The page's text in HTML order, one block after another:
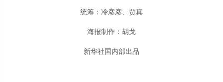
统筹：冷彦彦、贾真
海报制作：胡戈
新华社国内部出品